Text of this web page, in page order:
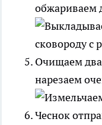
обжариваем
Очищаем
нарезаем
Чеснок